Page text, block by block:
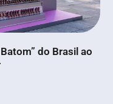
do Brasil ao